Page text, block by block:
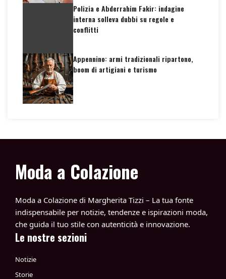
Polizia e Abderrahim Fakir: indagine
interna solleva dubbi su regole e
conflitti
Appennino: armi tradizionali ripartono,
boom di artigiani e turismo
Moda a Colazione
Moda a Colazione di Margherita Tizzi – La tua fonte
indispensabile per notizie, tendenze e ispirazioni moda,
che guida il tuo stile con autenticità e innovazione.
Le nostre sezioni
Notizie
Storie